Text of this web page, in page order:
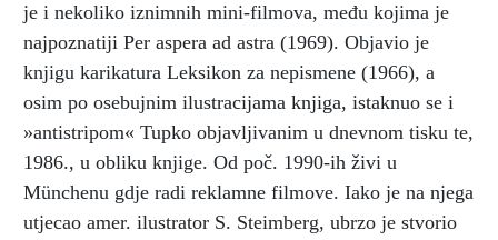
je i nekoliko iznimnih mini-filmova, među kojima je
najpoznatiji Per aspera ad astra (1969). Objavio je
knjigu karikatura Leksikon za nepismene (1966), a
osim po osebujnim ilustracijama knjiga, istaknuo se i
»antistripom« Tupko objavljivanim u dnevnom tisku te,
1986., u obliku knjige. Od poč. 1990-ih živi u
Münchenu gdje radi reklamne filmove. Iako je na njega
utjecao amer. ilustrator S. Steimberg, ubrzo je stvorio